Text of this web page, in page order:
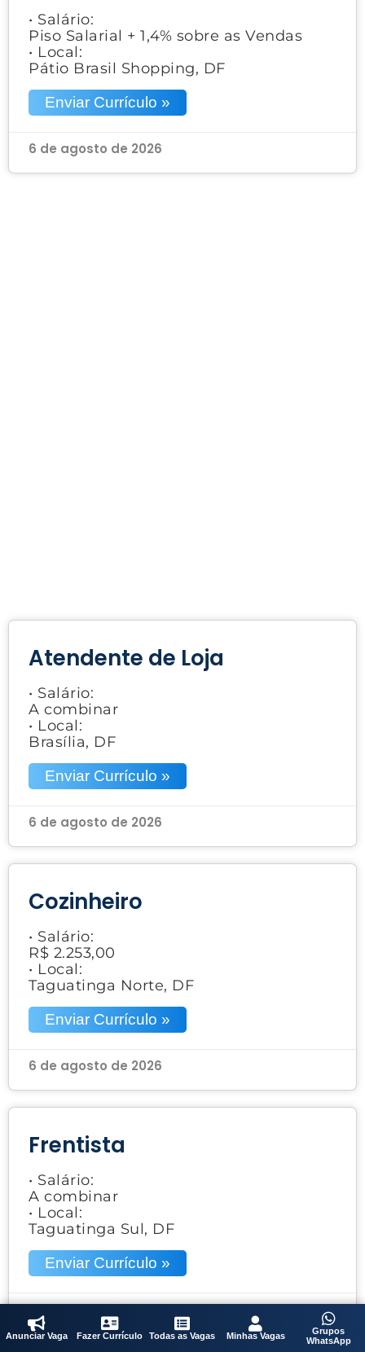
• Salário:
Piso Salarial + 1,4% sobre as Vendas
• Local:
Pátio Brasil Shopping, DF
Enviar Currículo »
6 de agosto de 2026
Atendente de Loja
• Salário:
A combinar
• Local:
Brasília, DF
Enviar Currículo »
6 de agosto de 2026
Cozinheiro
• Salário:
R$ 2.253,00
• Local:
Taguatinga Norte, DF
Enviar Currículo »
6 de agosto de 2026
Frentista
• Salário:
A combinar
• Local:
Taguatinga Sul, DF
Enviar Currículo »
6 de agosto de 2026
Anunciar Vaga Fazer Currículo Todas as Vagas Minhas Vagas
Grupos
WhatsApp